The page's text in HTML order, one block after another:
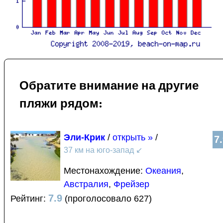
Обратите внимание на другие
пляжи рядом:
Эли-Крик / открыть » /
37 км на юго-запад ↙
Местонахождение: Океания,
Австралия, Фрейзер
Рейтинг: 7.9 (проголосовало 627)